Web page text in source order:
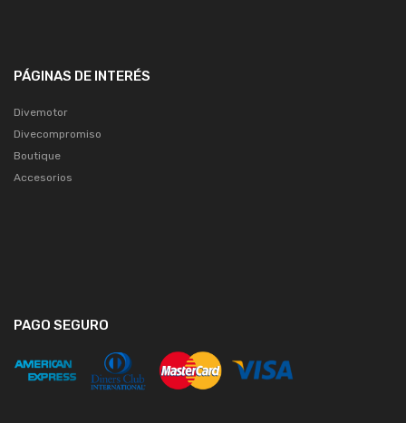
PÁGINAS DE INTERÉS
Divemotor
Divecompromiso
Boutique
Accesorios
PAGO SEGURO